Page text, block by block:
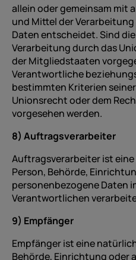
allein oder gemeinsam mit
und Mittel der
Daten entscheidet. Sind
Verarbeitung durch das
der Mitgliedstaaten
Verantwortliche
bestimmten Kriterien
Unionsrecht oder dem
vorgesehen werden.
8) Auftragsverarbeiter
Auftragsverarbeiter ist
Person, Behörde,
personenbezogene Daten
Verantwortlichen
9) Empfänger
Empfänger ist eine
Behörde, Einrichtung oder